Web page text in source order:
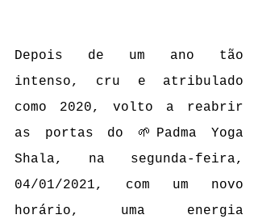
Depois de um ano tão
intenso, cru e atribulado
como 2020, volto a reabrir
as portas do 🌱Padma Yoga
Shala, na segunda-feira,
04/01/2021, com um novo
horário, uma energia